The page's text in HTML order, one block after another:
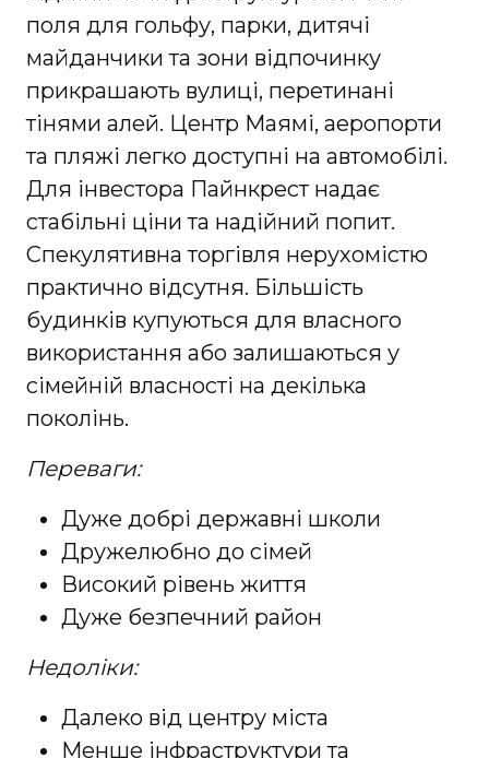
поля для гольфу, парки, дитячі
майданчики та зони відпочинку
прикрашають вулиці, перетинані
тінями алей. Центр Маямі, аеропорти
та пляжі легко доступні на автомобілі.
Для інвестора Пайнкрест надає
стабільні ціни та надійний попит.
Спекулятивна торгівля нерухомістю
практично відсутня. Більшість
будинків купуються для власного
використання або залишаються у
сімейній власності на декілька
поколінь.
Переваги:
Дуже добрі державні школи
Дружелюбно до сімей
Високий рівень життя
Дуже безпечний район
Недоліки:
Далеко від центру міста
Менше інфраструктури та